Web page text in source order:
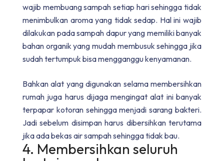
wajib membuang sampah setiap hari sehingga tidak
menimbulkan aroma yang tidak sedap. Hal ini wajib
dilakukan pada sampah dapur yang memiliki banyak
bahan organik yang mudah membusuk sehingga jika
sudah tertumpuk bisa mengganggu kenyamanan.
Bahkan alat yang digunakan selama membersihkan
rumah juga harus dijaga mengingat alat ini banyak
terpapar kotoran sehingga menjadi sarang bakteri.
Jadi sebelum disimpan harus dibersihkan terutama
jika ada bekas air sampah sehingga tidak bau.
4. Membersihkan seluruh